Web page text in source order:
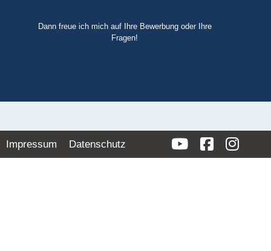
Dann freue ich mich auf Ihre Bewerbung oder Ihre
Fragen!
Impressum Datenschutz